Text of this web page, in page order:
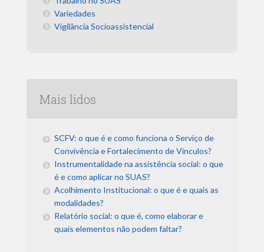
Variedades
Vigilância Socioassistencial
Mais lidos
SCFV: o que é e como funciona o Serviço de
Convivência e Fortalecimento de Vínculos?
Instrumentalidade na assistência social: o que
é e como aplicar no SUAS?
Acolhimento Institucional: o que é e quais as
modalidades?
Relatório social: o que é, como elaborar e
quais elementos não podem faltar?